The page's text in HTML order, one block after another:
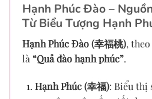
Hạnh Phúc Đào –
Từ Biểu Tượng Hạnh
Hạnh Phúc Đào (幸福桃),
là “Quả đào hạnh phúc”.
Hạnh Phúc (幸福): Biểu thị